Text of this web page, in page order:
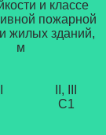
и классе
пожарной
жилых зданий,
м
II, III
С1